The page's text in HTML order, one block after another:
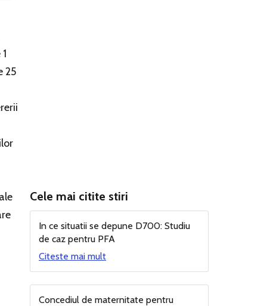
25
Cele mai citite stiri
In ce situatii se depune D700: Studiu
de caz pentru PFA
Citeste mai mult
Concediul de maternitate pentru